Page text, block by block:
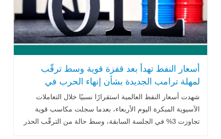
أسعار النفط تهدأ بعد قفزة قوية وسط ترقّب
لمهلة ترامب الجديدة بشأن إنهاء الحرب في
أوكرانيا
شهدت أسعار النفط العالمية استقرارًا نسبيًا خلال التعاملات
الآسيوية المبكرة اليوم الأربعاء، بعدما سجلت مكاسب قوية
تجاوزت 3% في الجلسة السابقة، وسط حالة من الترقّب الحذر